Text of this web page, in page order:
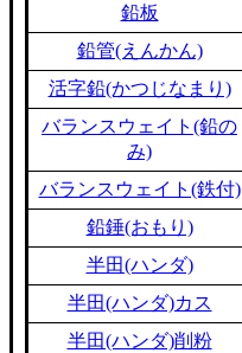
鉛板
鉛管(えんかん)
活字鉛(かつじなまり)
バランスウェイト(鉛の
み)
バランスウェイト(鉄付)
鉛錘(おもり)
半田(ハンダ)
半田(ハンダ)カス
半田(ハンダ)削粉